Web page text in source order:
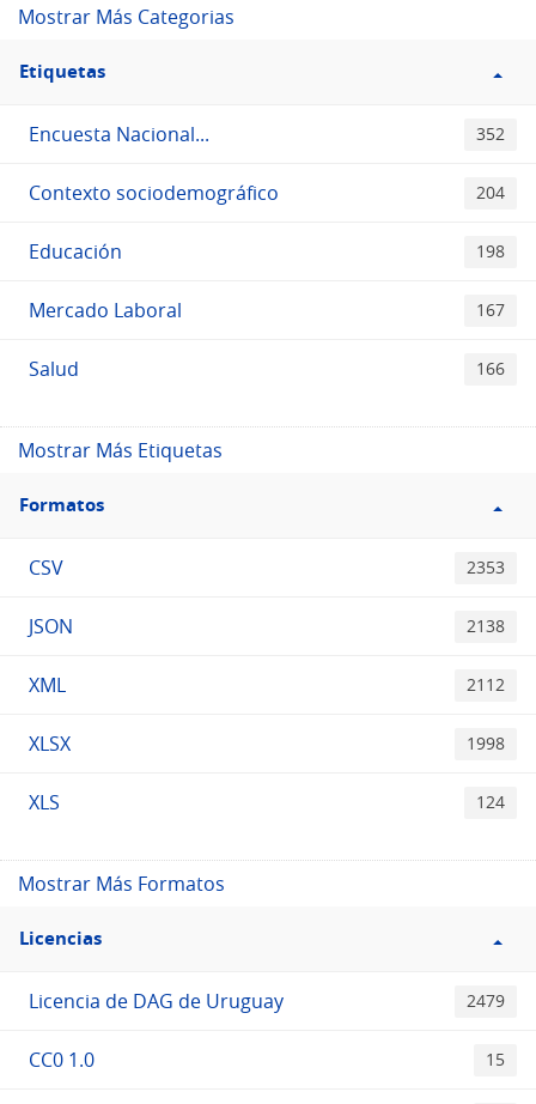
Mostrar Más Categorias
Filtro
Etiquetas
Etiquetas
Encuesta Nacional... 352
Contexto sociodemográfico 204
Educación 198
Mercado Laboral 167
Salud 166
Mostrar Más Etiquetas
Filtro
Formatos
Formatos
CSV 2353
JSON 2138
XML 2112
XLSX 1998
XLS 124
Mostrar Más Formatos
Filtro
Licencias
Licencias
Licencia de DAG de Uruguay 2479
CC0 1.0 15